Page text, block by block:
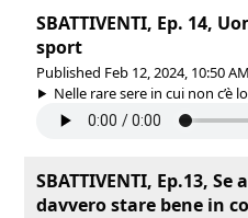
SBATTIVENTI, Ep. 14,
sport
Published Feb 12, 2024, 10:50
Nelle rare sere in cui non c’è
SBATTIVENTI, Ep.13,
davvero stare bene in